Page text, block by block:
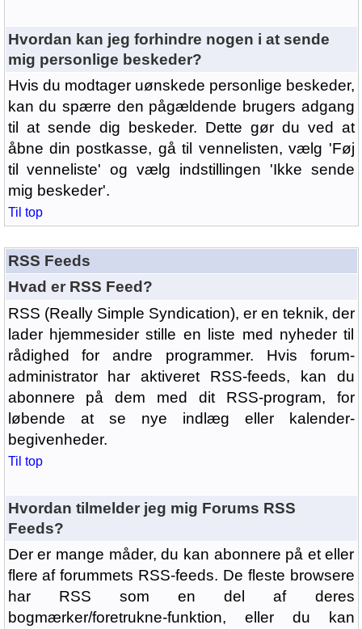
Hvordan kan jeg forhindre nogen i at sende
mig personlige beskeder?
Hvis du modtager uønskede personlige beskeder,
kan du spærre den pågældende brugers adgang
til at sende dig beskeder. Dette gør du ved at
åbne din postkasse, gå til vennelisten, vælg 'Føj
til venneliste' og vælg indstillingen 'Ikke sende
mig beskeder'.
Til top
RSS Feeds
Hvad er RSS Feed?
RSS (Really Simple Syndication), er en teknik, der
lader hjemmesider stille en liste med nyheder til
rådighed for andre programmer. Hvis forum-
administrator har aktiveret RSS-feeds, kan du
abonnere på dem med dit RSS-program, for
løbende at se nye indlæg eller kalender-
begivenheder.
Til top
Hvordan tilmelder jeg mig Forums RSS
Feeds?
Der er mange måder, du kan abonnere på et eller
flere af forummets RSS-feeds. De fleste browsere
har RSS som en del af deres
bogmærker/foretrukne-funktion, eller du kan